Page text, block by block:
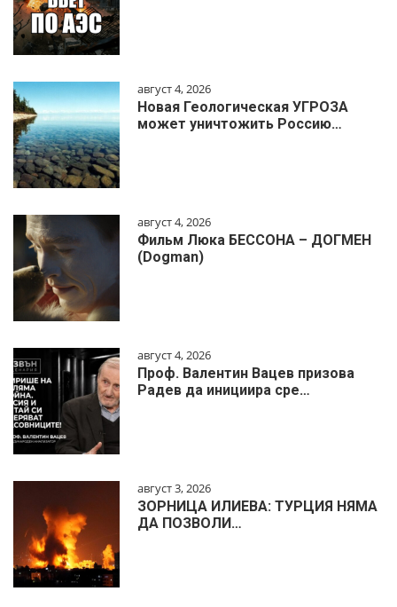
август 4, 2026
Новая Геологическая УГРОЗА
может уничтожить Россию…
август 4, 2026
Фильм Люка БЕССОНА – ДОГМЕН
(Dogman)
август 4, 2026
Проф. Валентин Вацев призова
Радев да инициира сре…
август 3, 2026
ЗОРНИЦА ИЛИЕВА: ТУРЦИЯ НЯМА
ДА ПОЗВОЛИ…